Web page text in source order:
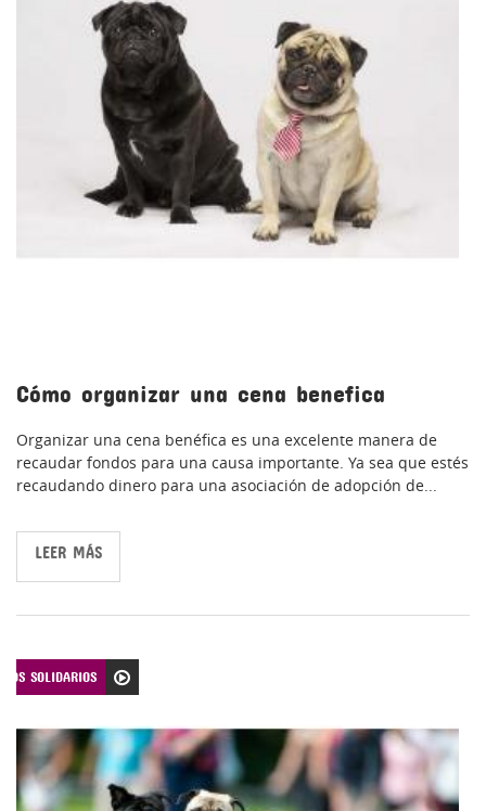
Cómo organizar una cena benefica
Organizar una cena benéfica es una excelente manera de
recaudar fondos para una causa importante. Ya sea que estés
recaudando dinero para una asociación de adopción de...
LEER MÁS
SOLIDARIOS